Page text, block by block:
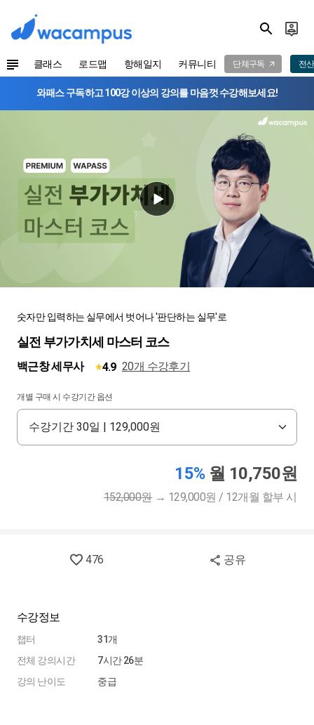
클래스 로드맵 항해일지 커뮤니티 단체구독 전
와패스 구독하고 100강 이상의 강의를 마음껏 수강해보세요!
숫자만 입력하는 실무에서 벗어나 '판단하는 실무'로
실전 부가가치세 마스터 코스
백근창 세무사 4.9 20개 수강후기
개별 구매 시 수강기간 옵션
15% 월 10,750원
152,000원 → 129,000원 / 12개월 할부 시
476 공유
수강정보
챕터
전체 강의시간
강의 난이도
31개
7시간 26분
중급